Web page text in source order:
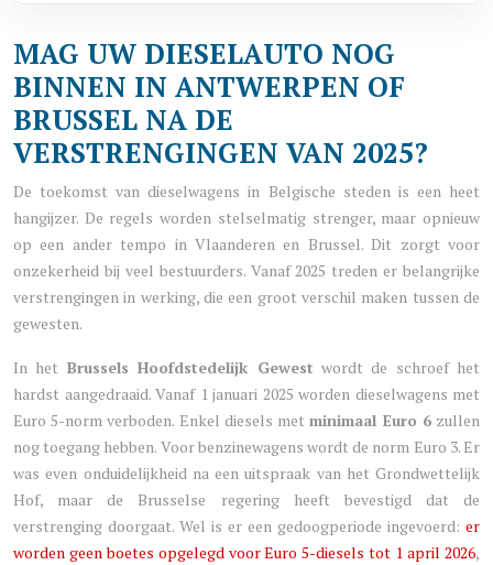
MAG UW DIESELAUTO NOG
BINNEN IN ANTWERPEN OF
BRUSSEL NA DE
VERSTRENGINGEN VAN 2025?
De toekomst van dieselwagens in Belgische steden is een heet
hangijzer. De regels worden stelselmatig strenger, maar opnieuw
op een ander tempo in Vlaanderen en Brussel. Dit zorgt voor
onzekerheid bij veel bestuurders. Vanaf 2025 treden er belangrijke
verstrengingen in werking, die een groot verschil maken tussen de
gewesten.
In het Brussels Hoofdstedelijk Gewest wordt de schroef het
hardst aangedraaid. Vanaf 1 januari 2025 worden dieselwagens met
Euro 5-norm verboden. Enkel diesels metminimaal Euro 6zullen
nog toegang hebben. Voor benzinewagens wordt de norm Euro 3. Er
was even onduidelijkheid na een uitspraak van het Grondwettelijk
Hof, maar de Brusselse regering heeft bevestigd dat de
verstrenging doorgaat. Wel is er een gedoogperiode ingevoerd: er
worden geen boetes opgelegd voor Euro 5-diesels tot 1 april 2026,